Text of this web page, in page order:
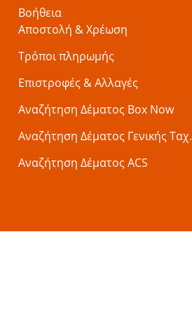
Βοήθεια
Αποστολή & Χρέωση
Τρόποι πληρωμής
Επιστροφές & Αλλαγές
Αναζήτηση Δέματος Box Now
Αναζήτηση Δέματος Γενικής Ταχ.
Αναζήτηση Δέματος ACS